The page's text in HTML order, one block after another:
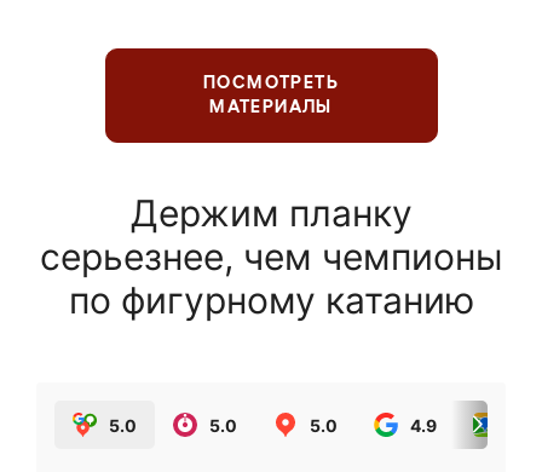
ПОСМОТРЕТЬ
МАТЕРИАЛЫ
Держим планку
серьезнее, чем чемпионы
по фигурному катанию
5.0 5.0 5.0 4.9